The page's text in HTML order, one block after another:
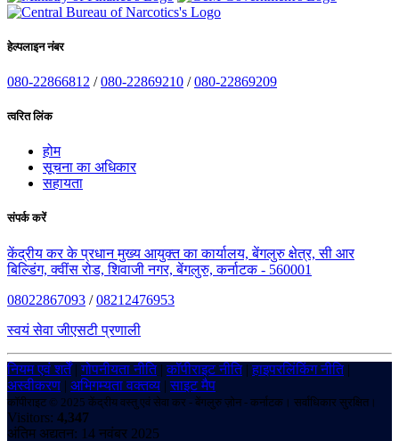
हेल्पलाइन नंबर
080-22866812 /080-22869210 /080-22869209
त्वरित लिंक
होम
सूचना का अधिकार
सहायता
संपर्क करें
केंद्रीय कर के प्रधान मुख्य आयुक्त का कार्यालय, बेंगलुरु क्षेत्र, सी आर
बिल्डिंग, क्वींस रोड, शिवाजी नगर, बेंगलुरु, कर्नाटक - 560001
08022867093 /08212476953
स्वयं सेवा जीएसटी प्रणाली
नियम एवं शर्तें|गोपनीयता नीति|कॉपीराइट नीति|हाइपरलिंकिंग नीति|
अस्वीकरण | अभिगम्यता वक्तव्य |साइट मैप
कॉपीराइट © 2025 केंद्रीय वस्तु एवं सेवा कर - बेंगलुरु ज़ोन - कर्नाटक। सर्वाधिकार सुरक्षित।
Visitors: 4,347
अंतिम अद्यतन: 14 नवंबर 2025